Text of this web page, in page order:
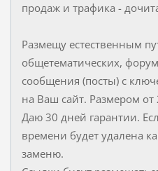
продаж и трафика -
Размещу естественным
общетематических,
сообщения (посты) с
на Ваш сайт. Размером от
Даю 30 дней гарантии.
времени будет удалена
заменю.